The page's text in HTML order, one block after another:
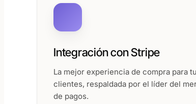
Integración con Stripe
La mejor experiencia de compra para
clientes, respaldada por el líder del
de pagos.